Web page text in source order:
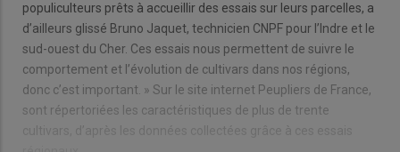
populiculteurs prêts à accueillir des essais sur leurs parcelles, a
d’ailleurs glissé Bruno Jaquet, technicien CNPF pour l’Indre et le
sud-ouest du Cher. Ces essais nous permettent de suivre le
comportement et l’évolution de cultivars dans nos régions,
donc c’est important. » Sur le site internet Peupliers de France,
sont répertoriées les caractéristiques de plus de trente
cultivars, d’après les données collectées grâce à ces essais